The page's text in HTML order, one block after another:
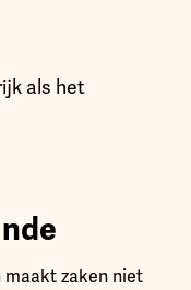
als het
maakt zaken niet